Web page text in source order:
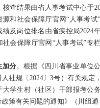
核查结果由省人事考试中心于
源和社会保障厅官网“人事考试
绩及岗位排名由省疾控局2024
社会保障厅官网“人事考试”专
加分。根据《四川省事业单位
社规〔2024〕3号）有关规定
大学生村（社区）干部报考公
政策有关问题的通知》（川组通